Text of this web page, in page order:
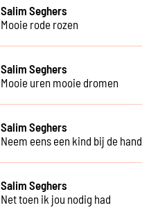
Salim Seghers
Mooie rode rozen
Salim Seghers
Mooie uren mooie dromen
Salim Seghers
Neem eens een kind bij de hand
Salim Seghers
Net toen ik jou nodig had